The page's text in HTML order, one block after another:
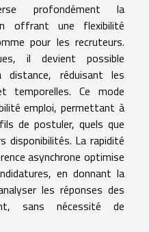
profondément la
offrant une flexibilité
pour les recruteurs.
il devient possible
distance, réduisant les
temporelles. Ce mode
emploi, permettant à
de postuler, quels que
disponibilités. La rapidité
asynchrone optimise
en donnant la
les réponses des
sans nécessité de